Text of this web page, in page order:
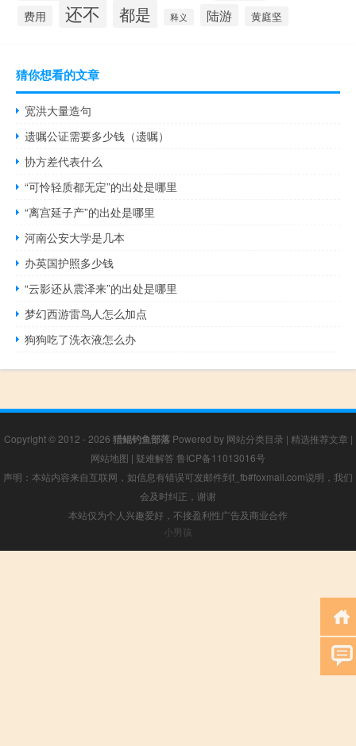
费用 还不 都是 释义 陆游 黄庭坚
猜你想看的文章
宽洪大量造句
遗嘱公证需要多少钱（遗嘱）
协方差代表什么
“可怜轻质都无定”的出处是哪里
“离宫延子产”的出处是哪里
河南公安大学是几本
办英国护照多少钱
“云影还从震泽来”的出处是哪里
梦幻西游雷鸟人怎么加点
狗狗吃了洗衣液怎么办
Copyright © 2012 - 2026 猎鲲钓鱼部落Powered by 网站分类目录 | 精选推荐文章 |
网站地图 | 疑难解答 鲁ICP备11013016号
声明：本站内容来自互联网，如信息有错误可发邮件到f_fb#foxmail.com说明，我们
会及时纠正，谢谢
本站仅为个人兴趣爱好，不接盈利性广告及商业合作
小男孩